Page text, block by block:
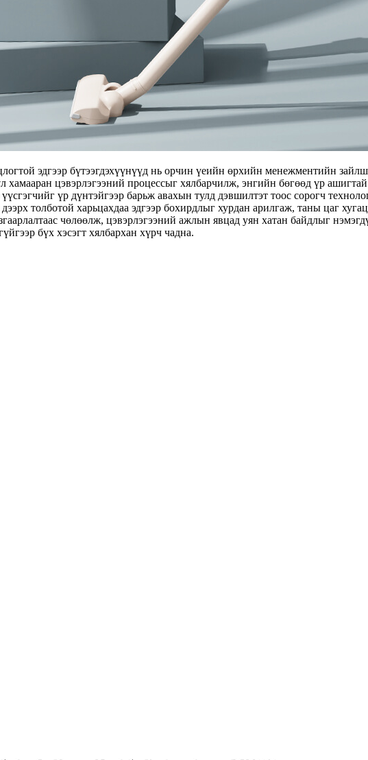
эдгээр бүтээгдэхүүнүүд нь орчин үеийн өрхийн менежментийн
хамааран цэвэрлэгээний процессыг хялбарчилж, энгийн бөгөөд үр ашигтай
үр дүнтэйгээр барьж авахын тулд дэвшилтэт тоос сорогч
толботой харьцахдаа эдгээр бохирдлыг хурдан арилгаж, таны цаг
чөлөөлж, цэвэрлэгээний ажлын явцад уян хатан байдлыг
бүх хэсэгт хялбархан хүрч чадна.